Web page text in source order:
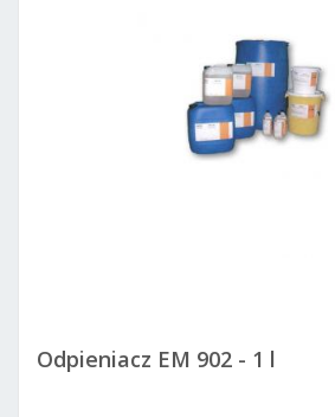
Odpieniacz EM 902 - 1 l